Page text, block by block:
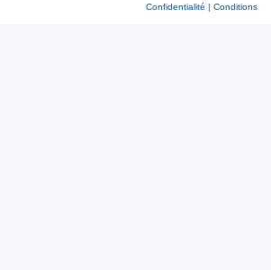
Confidentialité | Conditions